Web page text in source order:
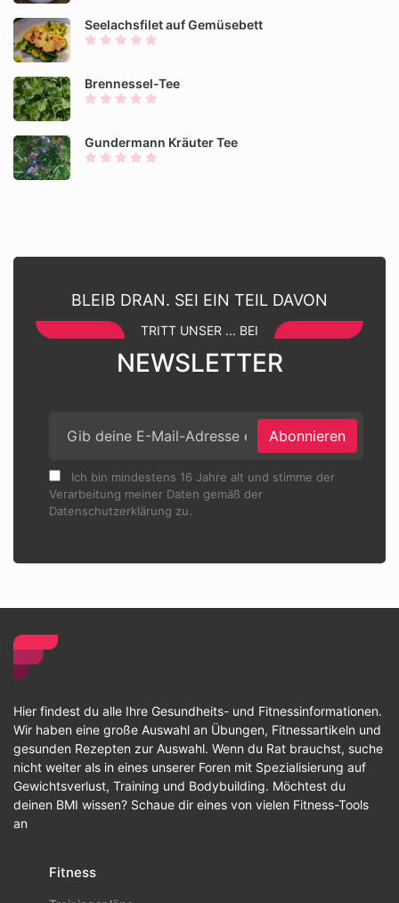
Seelachsfilet auf Gemüsebett
Brennessel-Tee
Gundermann Kräuter Tee
BLEIB DRAN. SEI EIN TEIL DAVON
TRITT UNSER ... BEI
NEWSLETTER
Abonnieren
Ich bin mindestens 16 Jahre alt und stimme der
Verarbeitung meiner Daten gemäß der
Datenschutzerklärung zu.
Hier findest du alle Ihre Gesundheits- und Fitnessinformationen.
Wir haben eine große Auswahl an Übungen, Fitnessartikeln und
gesunden Rezepten zur Auswahl. Wenn du Rat brauchst, suche
nicht weiter als in eines unserer Foren mit Spezialisierung auf
Gewichtsverlust, Training und Bodybuilding. Möchtest du
deinen BMI wissen? Schaue dir eines von vielen Fitness-Tools
an
Fitness